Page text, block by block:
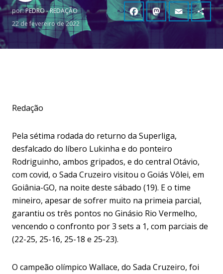
por:PEDRO - REDAÇÃO
22 de fevereiro de 2022
Redação
Pela sétima rodada do returno da Superliga,
desfalcado do líbero Lukinha e do ponteiro
Rodriguinho, ambos gripados, e do central Otávio,
com covid, o Sada Cruzeiro visitou o Goiás Vôlei, em
Goiânia-GO, na noite deste sábado (19). E o time
mineiro, apesar de sofrer muito na primeia parcial,
garantiu os três pontos no Ginásio Rio Vermelho,
vencendo o confronto por 3 sets a 1, com parciais de
(22-25, 25-16, 25-18 e 25-23).
O campeão olímpico Wallace, do Sada Cruzeiro, foi